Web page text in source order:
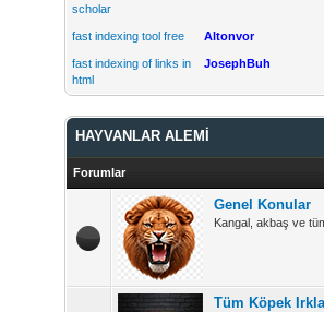
scholar
fast indexing tool free Altonvor
fast indexing of links in
html
JosephBuh
HAYVANLAR ALEMİ
Forumlar
Genel Konular
Kangal, akbaş ve
Tüm Köpek